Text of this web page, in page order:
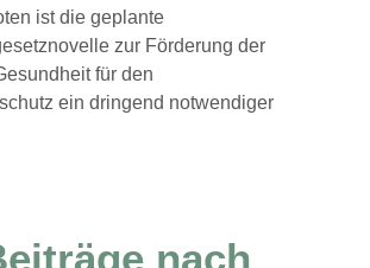
ist die geplante
zur Förderung der
für den
ein dringend notwendiger
nach